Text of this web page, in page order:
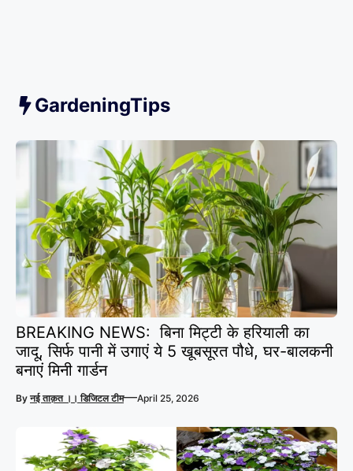
GardeningTips
BREAKING NEWS: बिना मिट्टी के हरियाली का
जादू, सिर्फ पानी में उगाएं ये 5 खूबसूरत पौधे, घर-बालकनी
बनाएं मिनी गार्डन
Byनई ताक़त ।। डिजिटल टीम—April 25, 2026